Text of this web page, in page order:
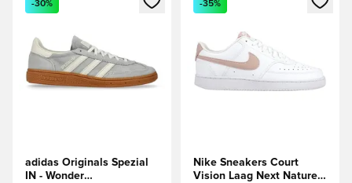
-30%
adidas Originals Spezial
IN - Wonder
-35%
Nike Sneakers Court
Vision Laag Next Nature -